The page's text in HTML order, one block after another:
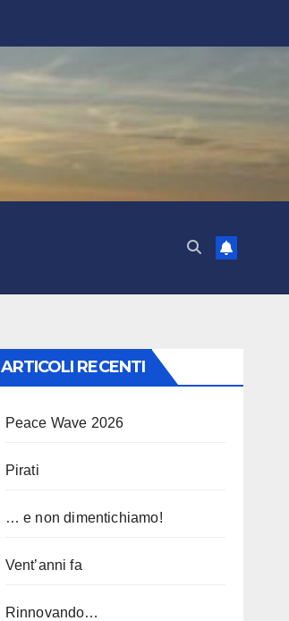
ARTICOLI RECENTI
Peace Wave 2026
Pirati
… e non dimentichiamo!
Vent’anni fa
Rinnovando…